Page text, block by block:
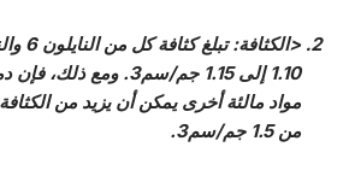
1.10 إلى 1.15 جم/سم3. ومع
مواد مالئة أخرى يمكن أن يزيد من
من 1.5 جم/سم3.